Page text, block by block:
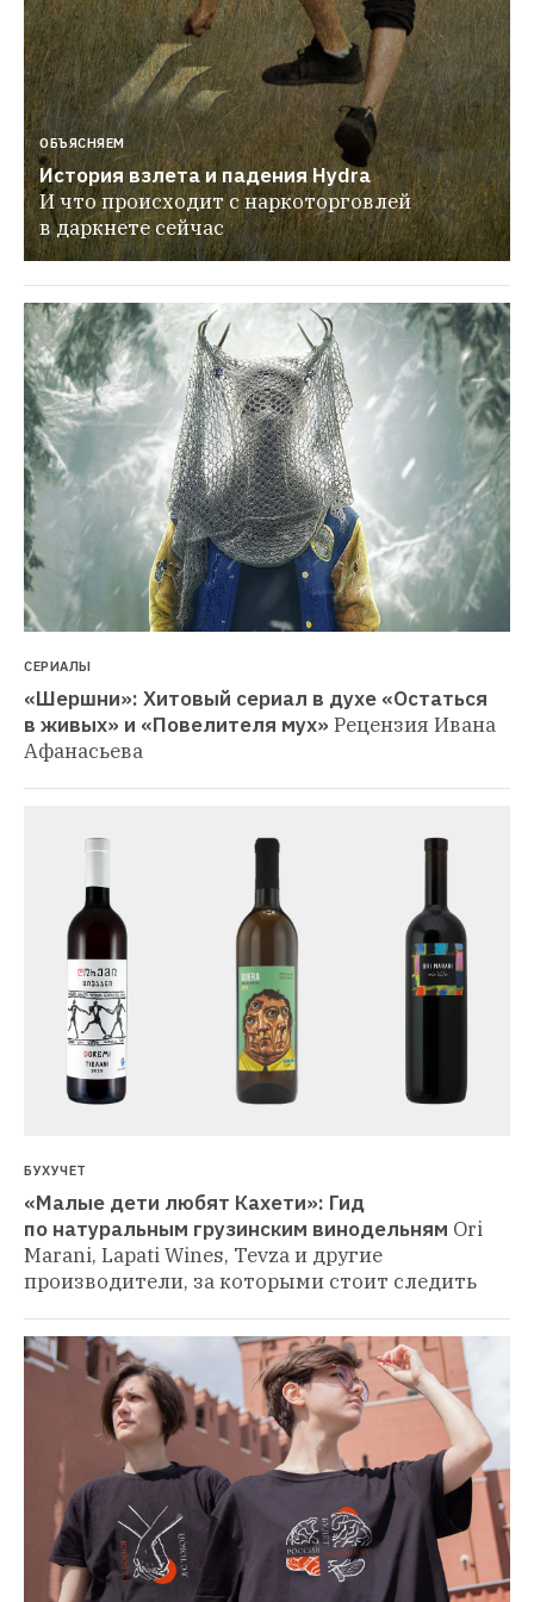
ОБЪЯСНЯЕМ
История взлета и падения Hydra
И что происходит с наркоторговлей
в даркнете сейчас
СЕРИАЛЫ
«Шершни»: Хитовый сериал в духе «Остаться
в живых» и «Повелителя мух» Рецензия Ивана
Афанасьева
БУХУЧЕТ
«Малые дети любят Кахети»: Гид
по натуральным грузинским винодельням Ori
Marani, Lapati Wines, Tevza и другие
производители, за которыми стоит следить